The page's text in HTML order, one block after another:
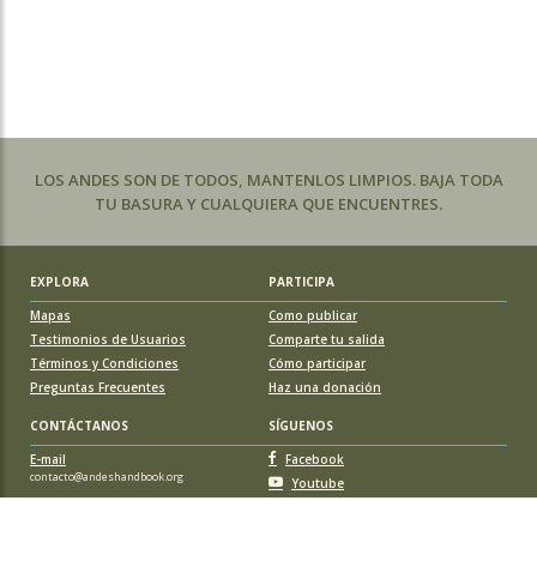
LOS ANDES SON DE TODOS, MANTENLOS LIMPIOS. BAJA TODA
TU BASURA Y CUALQUIERA QUE ENCUENTRES.
EXPLORA
PARTICIPA
Mapas
Testimonios de Usuarios
Términos y Condiciones
Preguntas Frecuentes
Como publicar
Comparte tu salida
Cómo participar
Haz una donación
CONTÁCTANOS
SÍGUENOS
E-mail
contacto@andeshandbook.org
Facebook
Youtube